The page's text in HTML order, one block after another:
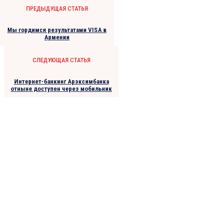
ПРЕДЫДУЩАЯ СТАТЬЯ
Мы гордимся результатами VISA в
Армении
СЛЕДУЮЩАЯ СТАТЬЯ
Интернет-банкинг Арэксимбанка
отныне доступен через мобильник